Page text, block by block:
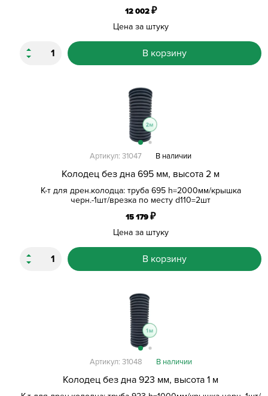
12 002₽
Цена за штуку
В корзину
Колодец без дна 695 мм, высота 2 м
К-т для дрен.колодца: труба 695 h=2000мм/крышка
черн.-1шт/врезка по месту d110=2шт
Артикул: 31047 В наличии
15 179₽
Цена за штуку
В корзину
Колодец без дна 923 мм, высота 1 м
Артикул: 31048 В наличии